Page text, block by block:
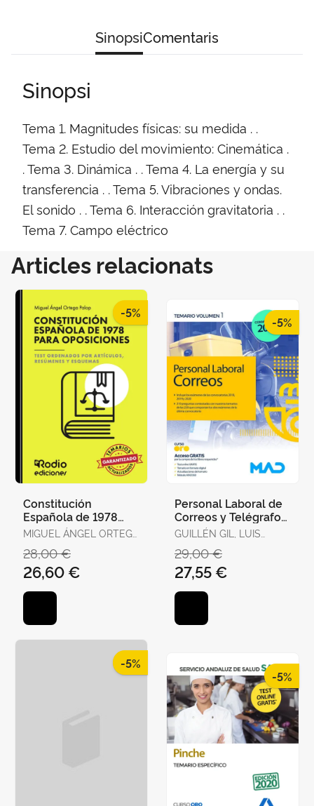
SinopsiComentaris
Sinopsi
Tema 1. Magnitudes físicas: su medida . .
Tema 2. Estudio del movimiento: Cinemática .
. Tema 3. Dinámica . . Tema 4. La energía y su
transferencia . . Tema 5. Vibraciones y ondas.
El sonido . . Tema 6. Interacción gravitatoria . .
Tema 7. Campo eléctrico
Articles relacionats
-5%
Constitución
Española de 1978
para Oposiciones.
Artículos, Re
MIGUEL ÁNGEL ORTEGA
28,00 €
26,60 €
-5%
Personal Laboral de
Correos y Telégrafos.
Temario Volumen 1
GUILLÉN GIL, LUIS
DE CATALUNYA /
GUILLEN DIAZ,
LOURDES ALEJANDRA
29,00 €
27,55 €
-5%
-5%